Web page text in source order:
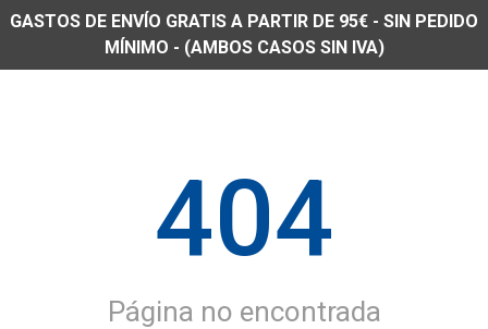
GASTOS DE ENVÍO GRATIS A PARTIR DE 95€ - SIN PEDIDO
MÍNIMO - (AMBOS CASOS SIN IVA)
404
Página no encontrada